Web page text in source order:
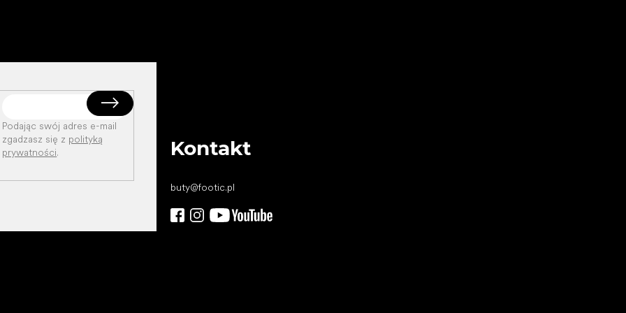
Podając swój adres e-mail
zgadzasz się z polityką
prywatności. Kontakt
buty@footic.pl